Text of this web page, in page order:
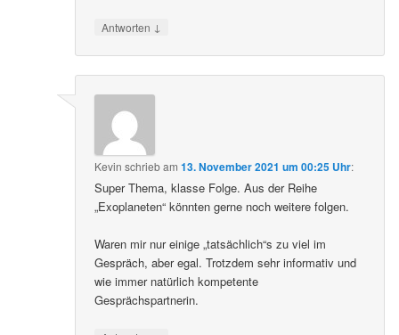
Antworten ↓
Kevin schriebam13. November 2021 um 00:25 Uhr:
Super Thema, klasse Folge. Aus der Reihe
„Exoplaneten“ könnten gerne noch weitere folgen.
Waren mir nur einige „tatsächlich“s zu viel im
Gespräch, aber egal. Trotzdem sehr informativ und
wie immer natürlich kompetente
Gesprächspartnerin.